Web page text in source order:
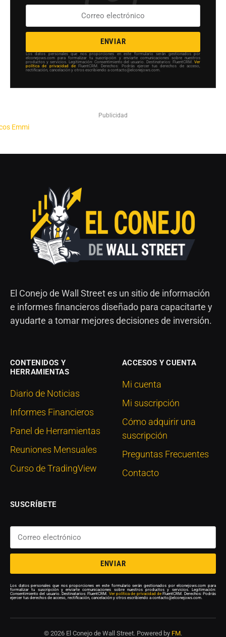
ENVIAR
Los datos personales que nos proporciones en este formulario serán gestionados por
elconejows.com para formalizar tu suscripción y enviarte comunicaciones sobre nuestros
productos y servicios. Legitimación: Consentimiento del usuario. Destinatarios: FluentCRM. Ver
política de privacidad de FluentCRM. Derechos: Podrás ejercer tus derechos de acceso,
rectificación, cancelación y otros escribiendo a contacto@elconejows.com.
Publicidad
El Conejo de Wall Street es un sitio de información
e informes financieros diseñado para capacitarte y
ayudarte a tomar mejores decisiones de inversión.
CONTENIDOS Y
HERRAMIENTAS
Diario de Noticias
Informes Financieros
Panel de Herramientas
Reuniones Mensuales
Curso de TradingView
ACCESOS Y CUENTA
Mi cuenta
Mi suscripción
Cómo adquirir una
suscripción
Preguntas Frecuentes
Contacto
SUSCRÍBETE
ENVIAR
Los datos personales que nos proporciones en este formulario serán gestionados por elconejows.com para
formalizar tu suscripción y enviarte comunicaciones sobre nuestros productos y servicios. Legitimación:
Consentimiento del usuario. Destinatarios: FluentCRM. Ver política de privacidad de FluentCRM. Derechos: Podrás
ejercer tus derechos de acceso, rectificación, cancelación y otros escribiendo a contacto@elconejows.com.
© 2026 El Conejo de Wall Street. Powered by FM.